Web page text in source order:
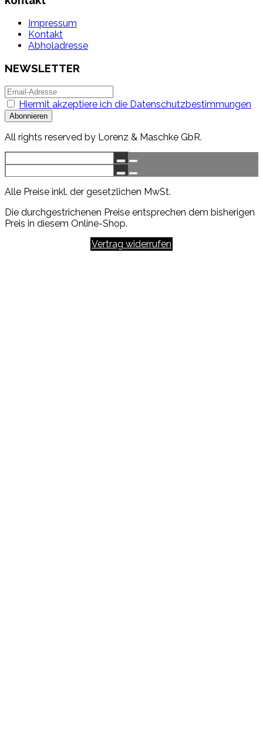
Impressum
Kontakt
Abholadresse
NEWSLETTER
Hiermit akzeptiere ich die Datenschutzbestimmungen
All rights reserved by Lorenz & Maschke GbR.
Alle Preise inkl. der gesetzlichen MwSt.
Die durchgestrichenen Preise entsprechen dem bisherigen
Preis in diesem Online-Shop.
Vertrag widerrufen